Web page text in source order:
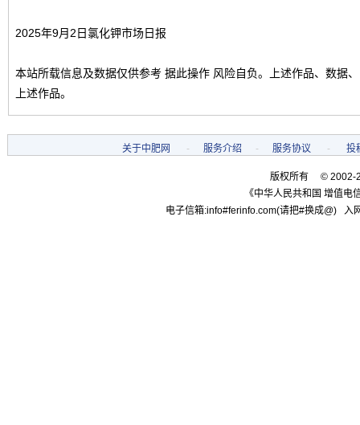
2025年9月2日氯化钾市场日报
本站所载信息及数据仅供参考 据此操作 风险自负。上述作品、数据
上述作品。
关于中肥网 - 服务介绍 - 服务协议 - 投
版权所有 © 2002-
《中华人民共和国 增值电
电子信箱:info#ferinfo.com(请把#换成@)